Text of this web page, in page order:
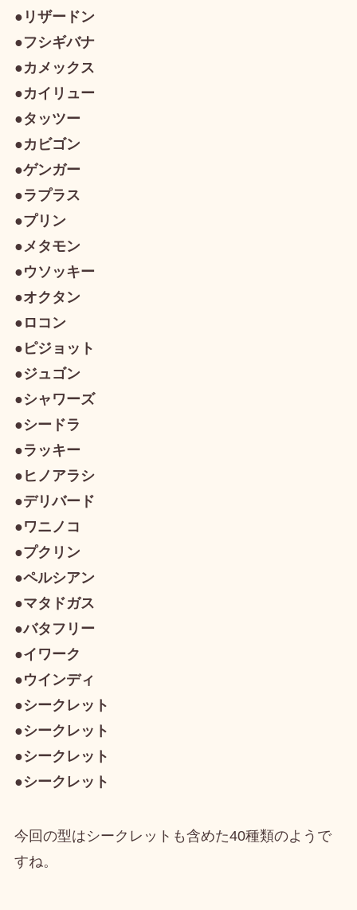
●リザードン
●フシギバナ
●カメックス
●カイリュー
●タッツー
●カビゴン
●ゲンガー
●ラプラス
●プリン
●メタモン
●ウソッキー
●オクタン
●ロコン
●ピジョット
●ジュゴン
●シャワーズ
●シードラ
●ラッキー
●ヒノアラシ
●デリバード
●ワニノコ
●プクリン
●ペルシアン
●マタドガス
●バタフリー
●イワーク
●ウインディ
●シークレット
●シークレット
●シークレット
●シークレット
今回の型はシークレットも含めた40種類のようで
すね。